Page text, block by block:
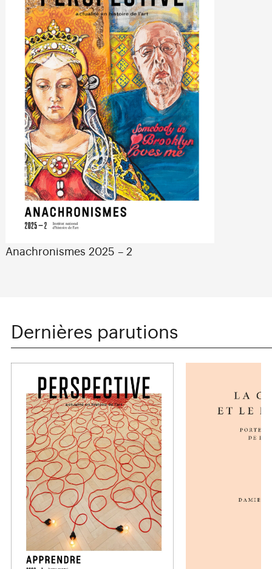
Anachronismes 2025 – 2
Dernières parutions